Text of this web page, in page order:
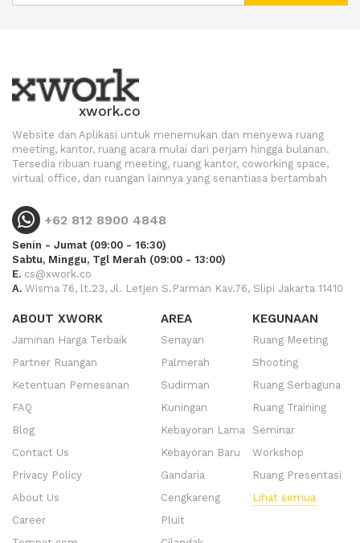
xwork.co
Website dan Aplikasi untuk menemukan dan menyewa ruang
meeting, kantor, ruang acara mulai dari perjam hingga bulanan.
Tersedia ribuan ruang meeting, ruang kantor, coworking space,
virtual office, dan ruangan lainnya yang senantiasa bertambah
+62 812 8900 4848
Senin - Jumat (09:00 - 16:30)
Sabtu, Minggu, Tgl Merah (09:00 - 13:00)
E. cs@xwork.co
A. Wisma 76, lt.23, Jl. Letjen S.Parman Kav.76, Slipi Jakarta 11410
ABOUT XWORK
Jaminan Harga Terbaik
Partner Ruangan
Ketentuan Pemesanan
FAQ
Blog
Contact Us
Privacy Policy
About Us
Career
AREA
Senayan
Palmerah
Sudirman
Kuningan
Kebayoran Lama
Kebayoran Baru
Gandaria
Cengkareng
Pluit
KEGUNAAN
Ruang Meeting
Shooting
Ruang Serbaguna
Ruang Training
Seminar
Workshop
Ruang Presentasi
Lihat semua